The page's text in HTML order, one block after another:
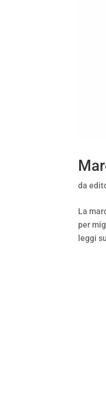
da
La
per
leggi